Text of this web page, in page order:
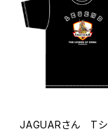
JAGUARさん Tシ